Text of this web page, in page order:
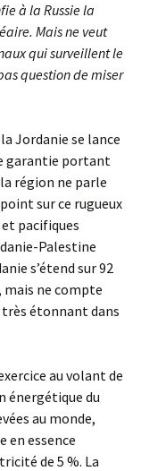
à la Russie la
Mais ne veut
qui surveillent le
question de miser
Jordanie se lance
garantie portant
région ne parle
sur ce rugueux
pacifiques
Palestine
s’étend sur 92
mais ne compte
très étonnant dans
au volant de
énergétique du
au monde,
en essence
de 5 %. La